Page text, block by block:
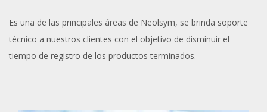
Es una de las principales áreas de Neolsym, se brinda soporte
técnico a nuestros clientes con el objetivo de disminuir el
tiempo de registro de los productos terminados.